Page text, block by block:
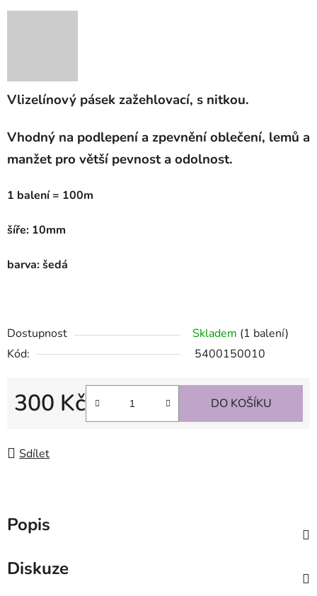
Vlizelínový pásek zažehlovací, s nitkou.
Vhodný na podlepení a zpevnění oblečení, lemů a
manžet pro větší pevnost a odolnost.
1 balení = 100m
šíře: 10mm
barva: šedá
Dostupnost Skladem (1 balení)
Kód:
5400150010
300 Kč DO KOŠÍKU
Sdílet
Popis
Diskuze